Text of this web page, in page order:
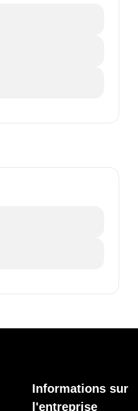
Informations sur
l'entreprise